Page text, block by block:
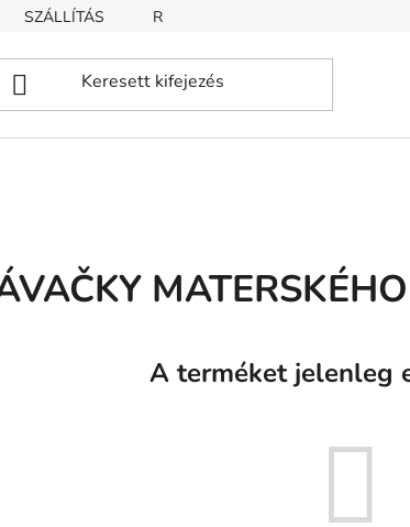
SZÁLLÍTÁS REKLAMÁCIÓ
A terméket jelenleg